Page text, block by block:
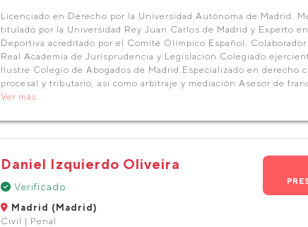
Licenciado en Derecho por la Universidad Autónoma de Madrid.
titulado por la Universidad Rey Juan Carlos de Madrid y Experto
Deportiva acreditado por el Comité Olímpico Español. Colaborador
Real Academia de Jurisprudencia y Legislación.Colegiado
Ilustre Colegio de Abogados de Madrid.Especializado en derecho
procesal y tributario, así como arbitraje y mediación.Asesor de
Ver más
Daniel Izquierdo Oliveira
Verificado
Madrid (Madrid)
Civil | Penal